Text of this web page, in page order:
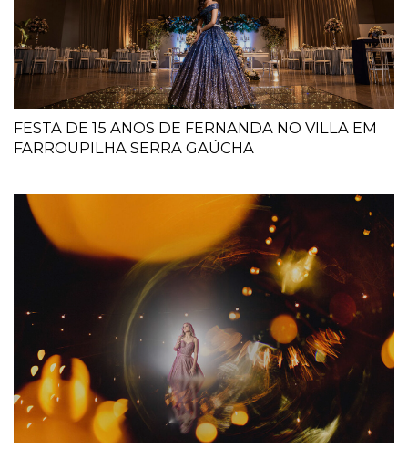
FESTA DE 15 ANOS DE FERNANDA NO VILLA EM
FARROUPILHA SERRA GAÚCHA